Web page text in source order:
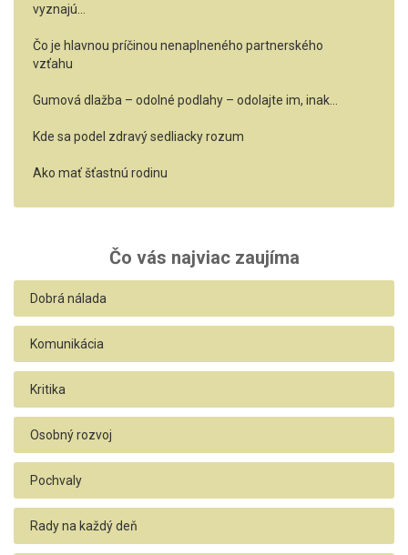
vyznajú…
Čo je hlavnou príčinou nenaplneného partnerského
vzťahu
Gumová dlažba – odolné podlahy – odolajte im, inak…
Kde sa podel zdravý sedliacky rozum
Ako mať šťastnú rodinu
Čo vás najviac zaujíma
Dobrá nálada
Komunikácia
Kritika
Osobný rozvoj
Pochvaly
Rady na každý deň